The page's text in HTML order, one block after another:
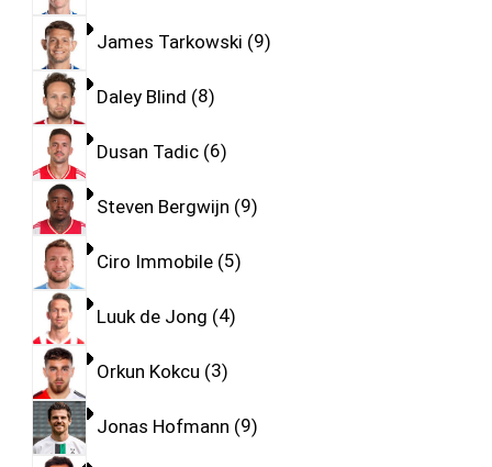
James Tarkowski 9
Daley Blind 8
Dusan Tadic 6
Steven Bergwijn 9
Ciro Immobile 5
Luuk de Jong 4
Orkun Kokcu 3
Jonas Hofmann 9